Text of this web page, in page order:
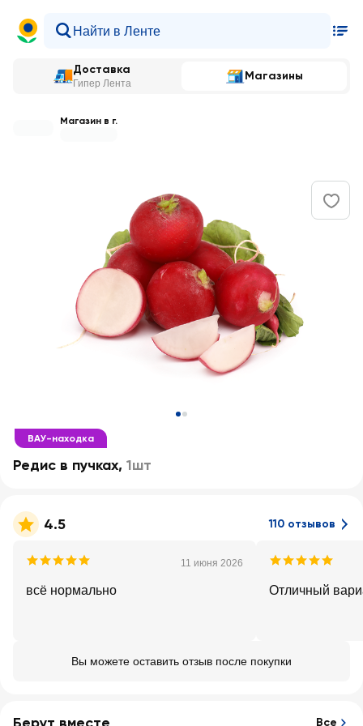
Доставка
Гипер Лента
Магазины
Магазин в г.
ВАУ-находка
Редис в пучках, 1шт
4.5 110 отзывов
11 июня 2026
всё нормально Отличный
Вы можете оставить отзыв после покупки
Все